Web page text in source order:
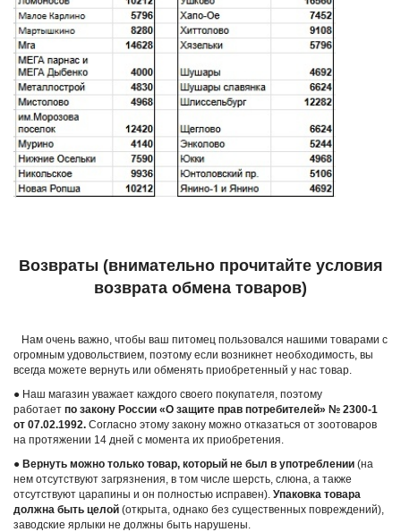
Возвраты (внимательно прочитайте условия
возврата обмена товаров)
Нам очень важно, чтобы ваш питомец пользовался нашими товарами с
огромным удовольствием, поэтому если возникнет необходимость, вы
всегда можете вернуть или обменять приобретенный у нас товар.
● Наш магазин уважает каждого своего покупателя, поэтому
работает по закону России «О защите прав потребителей» № 2300-1
от 07.02.1992. Согласно этому закону можно отказаться от зоотоваров
на протяжении 14 дней с момента их приобретения.
● Вернуть можно только товар, который не был в употреблении (на
нем отсутствуют загрязнения, в том числе шерсть, слюна, а также
отсутствуют царапины и он полностью исправен). Упаковка товара
должна быть целой (открыта, однако без существенных повреждений),
заводские ярлыки не должны быть нарушены.